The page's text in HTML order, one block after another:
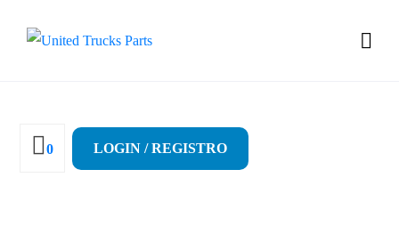
0 LOGIN / REGISTRO